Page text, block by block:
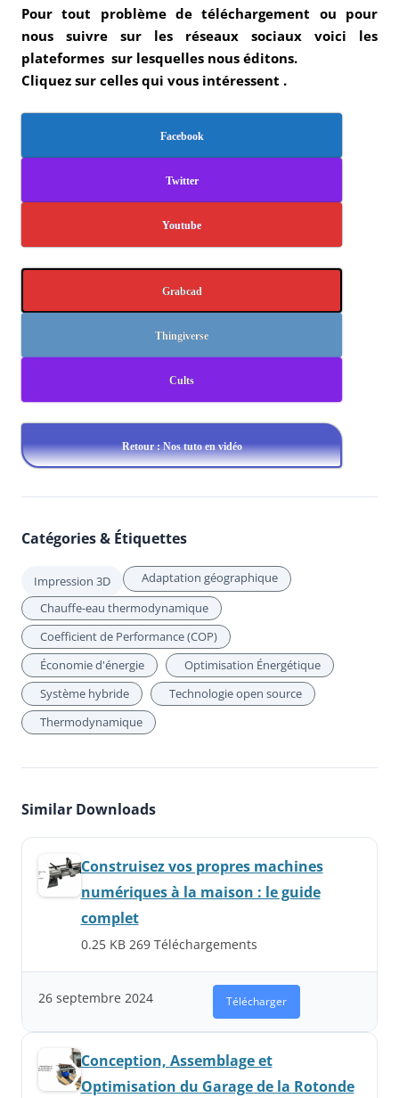
Pour tout problème de téléchargement ou pour
nous suivre sur les réseaux sociaux voici les
plateformes sur lesquelles nous éditons.
Cliquez sur celles qui vous intéressent .
Facebook
Twitter
Youtube
Grabcad
Thingiverse
Cults
Retour : Nos tuto en vidéo
Catégories & Étiquettes
Impression 3D
Adaptation géographique
Chauffe-eau thermodynamique
Coefficient de Performance (COP)
Économie d'énergie
Optimisation Énergétique
Système hybride
Technologie open source
Thermodynamique
Similar Downloads
Construisez vos propres machines
numériques à la maison : le guide
complet
0.25 KB 269 Téléchargements
26 septembre 2024 Télécharger
Conception, Assemblage et
Optimisation du Garage de la Rotonde